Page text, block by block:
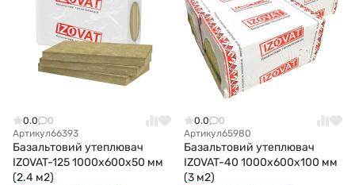
0.0
0
Артикул66393
Базальтовий утеплювач
IZOVAT-125 1000x600x50 мм
(2.4 м2)
0.0
0
Артикул65980
Базальтовий утеплювач
IZOVAT-40 1000x600x100 мм
(3 м2)